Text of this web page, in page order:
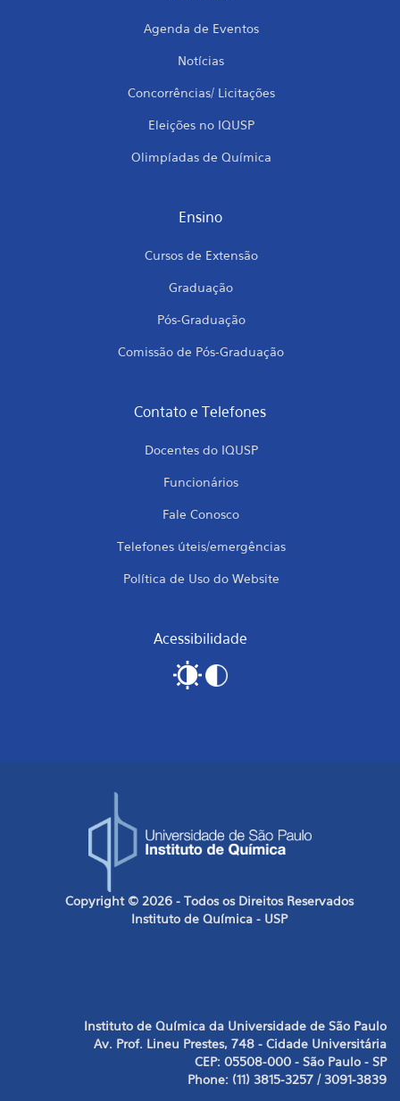
Agenda de Eventos
Notícias
Concorrências/ Licitações
Eleições no IQUSP
Olimpíadas de Química
Ensino
Cursos de Extensão
Graduação
Pós-Graduação
Comissão de Pós-Graduação
Contato e Telefones
Docentes do IQUSP
Funcionários
Fale Conosco
Telefones úteis/emergências
Política de Uso do Website
Acessibilidade
Copyright © 2026 - Todos os Direitos Reservados
Instituto de Química - USP
Instituto de Química da Universidade de São Paulo
Av. Prof. Lineu Prestes, 748 - Cidade Universitária
CEP: 05508-000 - São Paulo - SP
Phone: (11) 3815-3257 / 3091-3839